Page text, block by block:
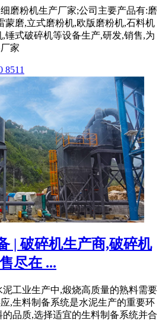
细磨粉机生产厂家;公司主要产品有:磨
蒙磨,立式磨粉机,欧版磨粉机,石料机
锤式破碎机等设备生产,研发,销售,为
家
8511
| 破碎机生产商,破碎机
尽在 ...
工业生产中,煅烧高质量的熟料需要
,生料制备系统是水泥生产的重要环
品质,选择适宜的生料制备系统并合